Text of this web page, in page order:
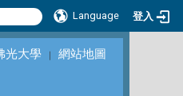
Language 登入
光大學 ｜ 網站地圖